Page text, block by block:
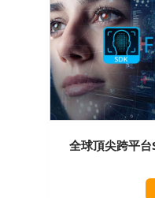
全球頂尖跨平